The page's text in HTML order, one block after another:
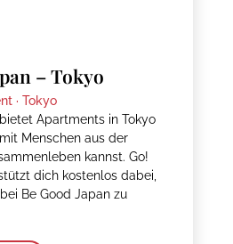
– Tokyo
· Tokyo
Apartments in Tokyo
Menschen aus der
kannst. Go!
dich kostenlos dabei,
Be Good Japan zu